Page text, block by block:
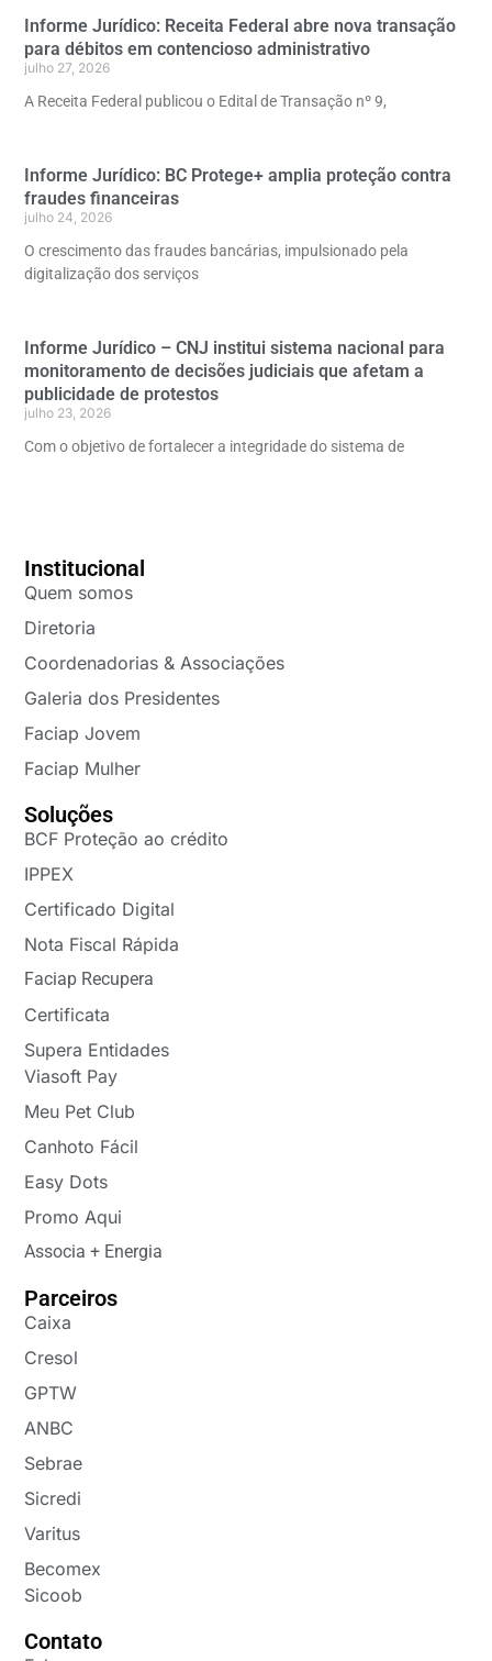
Informe Jurídico: Receita Federal abre nova transação
para débitos em contencioso administrativo
julho 27, 2026
A Receita Federal publicou o Edital de Transação nº 9,
Informe Jurídico: BC Protege+ amplia proteção contra
fraudes financeiras
julho 24, 2026
O crescimento das fraudes bancárias, impulsionado pela
digitalização dos serviços
Informe Jurídico – CNJ institui sistema nacional para
monitoramento de decisões judiciais que afetam a
publicidade de protestos
julho 23, 2026
Com o objetivo de fortalecer a integridade do sistema de
Institucional
Quem somos
Diretoria
Coordenadorias & Associações
Galeria dos Presidentes
Faciap Jovem
Faciap Mulher
Soluções
BCF Proteção ao crédito
IPPEX
Certificado Digital
Nota Fiscal Rápida
Faciap Recupera
Certificata
Supera Entidades
Viasoft Pay
Meu Pet Club
Canhoto Fácil
Easy Dots
Promo Aqui
Associa + Energia
Parceiros
Caixa
Cresol
GPTW
ANBC
Sebrae
Sicredi
Varitus
Becomex
Sicoob
Contato